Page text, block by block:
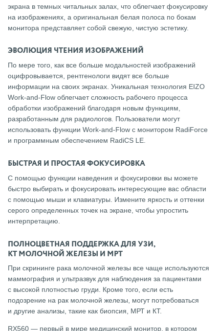
экрана в темных читальных залах, что облегчает фокусировку
на изображениях, а оригинальная белая полоса по бокам
монитора представляет собой свежую, чистую эстетику.
ЭВОЛЮЦИЯ ЧТЕНИЯ ИЗОБРАЖЕНИЙ
По мере того, как все больше модальностей изображений
оцифровывается, рентгенологи видят все больше
информации на своих экранах. Уникальная технология EIZO
Work-and-Flow облегчает сложность рабочего процесса
обработки изображений благодаря новым функциям,
разработанным для радиологов. Пользователи могут
использовать функции Work-and-Flow с монитором RadiForce
и программным обеспечением RadiCS LE.
БЫСТРАЯ И ПРОСТАЯ ФОКУСИРОВКА
С помощью функции наведения и фокусировки вы можете
быстро выбирать и фокусировать интересующие вас области
с помощью мыши и клавиатуры. Измените яркость и оттенки
серого определенных точек на экране, чтобы упростить
интерпретацию.
ПОЛНОЦВЕТНАЯ ПОДДЕРЖКА ДЛЯ УЗИ,
КТ МОЛОЧНОЙ ЖЕЛЕЗЫ И МРТ
При скрининге рака молочной железы все чаще используются
маммография и ультразвук для наблюдения за пациентами
с высокой плотностью груди. Кроме того, если есть
подозрение на рак молочной железы, могут потребоваться
и другие анализы, такие как биопсия, МРТ и КТ.
RX560 — первый в мире медицинский монитор, в котором